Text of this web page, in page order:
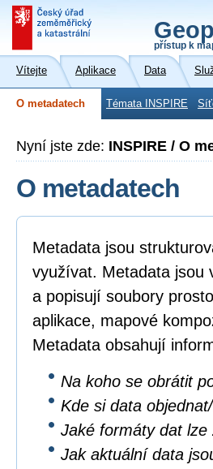
přístup k
Vítejte Aplikace Data
O metadatech Témata INSPIRE
Nyní jste zde: INSPIRE / O
O metadatech
Metadata jsou
využívat. Metadata jsou
a popisují soubory
aplikace, mapové
Metadata obsahují
Na koho se obrátit
Kde si data
Jaké formáty dat lze
Jak aktuální data